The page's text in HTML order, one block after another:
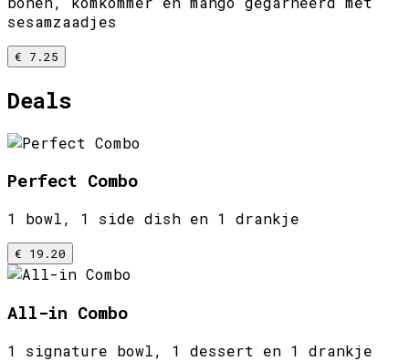
sesamzaadjes
€ 7.25
Deals
Perfect Combo
1 bowl, 1 side dish en 1 drankje
€ 19.20
All-in Combo
1 signature bowl, 1 dessert en 1 drankje